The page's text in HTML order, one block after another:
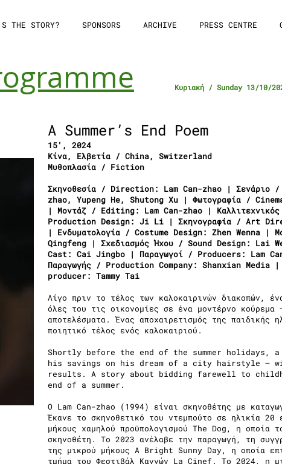
THE STORY? SPONSORS ARCHIVE PRESS CENTRE
Κυριακή / Sunday 13/10/
A Summer’s End Poem
15′, 2024
Κίνα, Ελβετία / China, Switzerland
Μυθοπλασία / Fiction
Σκηνοθεσία / Direction: Lam Can-zhao | Σενάριο /
zhao, Yupeng He, Shutong Xu | Φωτογραφία /
| Μοντάζ / Editing: Lam Can-zhao | Καλλιτεχνικός
Production Design: Ji Li | Σκηνογραφία / Art
| Ενδυματολογία / Costume Design: Zhen Wenna |
Qingfeng | Σχεδιασμός Ήχου / Sound Design: Lai
Cast: Cai Jingbo | Παραγωγοί / Producers: Lam
Παραγωγής / Production Company: Shanxian Media
producer: Tammy Tai
Λίγο πριν το τέλος των καλοκαιρινών διακοπών,
όλες του τις οικονομίες σε ένα μοντέρνο κούρεμα
αποτελέσματα. Ένας αποχαιρετισμός της παιδικής
ποιητικό τέλος ενός καλοκαιριού.
Shortly before the end of the summer holidays, a
his savings on his dream of a city hairstyle –
results. A story about bidding farewell to
end of a summer.
O Lam Can-zhao (1994) είναι σκηνοθέτης με
Έκανε το σκηνοθετικό του ντεμπούτο σε ηλικία 20
μήκους χαμηλού προϋπολογισμού The Dog, η οποία
σκηνοθέτη. Το 2023 ανέλαβε την παραγωγή, τη
της μικρού μήκους A Bright Sunny Day, η οποία
τμήμα του Φεστιβάλ Καννών La Cinef. Το 2024, η